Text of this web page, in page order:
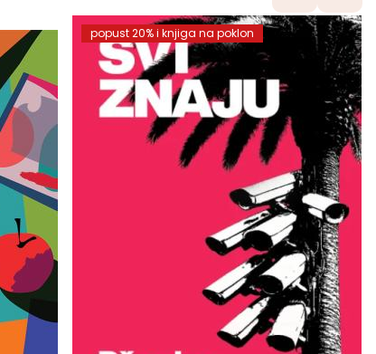
popust 20% i knjiga na poklon